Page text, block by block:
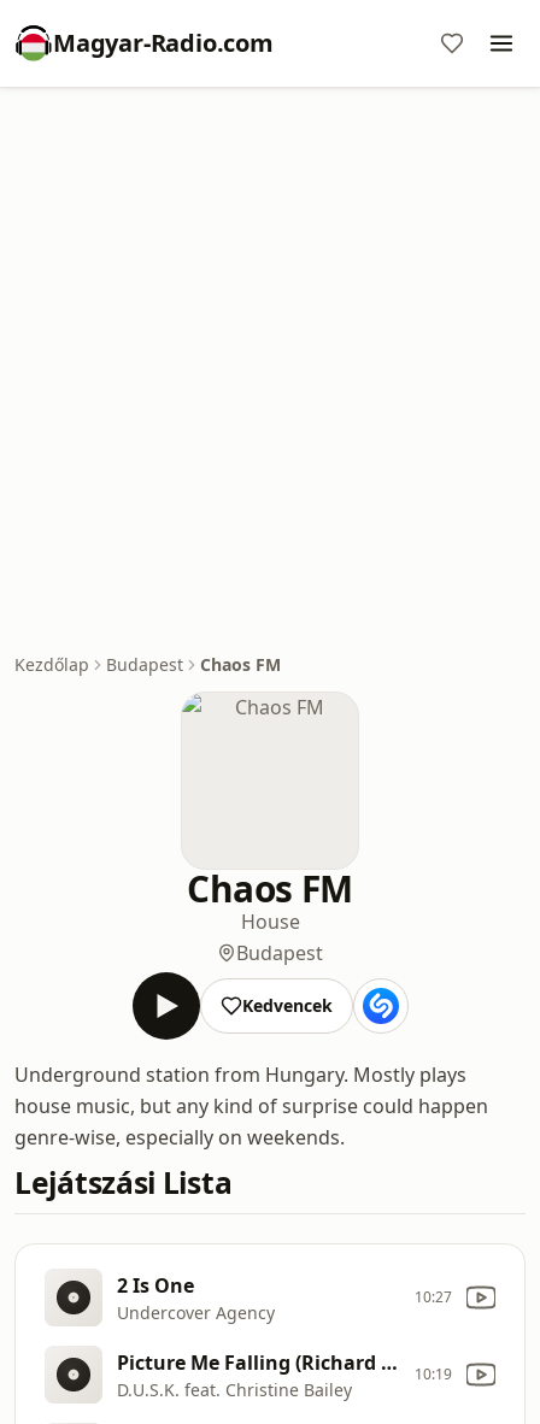
Magyar-Radio.com
Kezdőlap Budapest Chaos FM
Chaos FM
House
Budapest
Kedvencek
Underground station from Hungary. Mostly plays
house music, but any kind of surprise could happen
genre-wise, especially on weekends.
Lejátszási Lista
2 Is One
Undercover Agency
10:27
Picture Me Falling (Richard Earnshaw Dub)
D.U.S.K. feat. Christine Bailey
10:19